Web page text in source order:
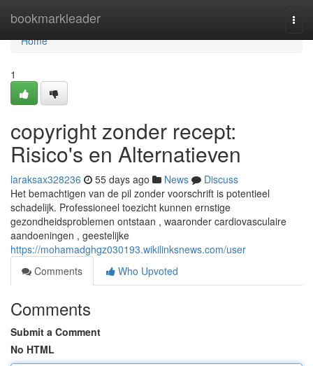
bookmarkleader
Home
Home
1
copyright zonder recept:
Risico's en Alternatieven
laraksax328236 55 days ago News
Discuss
Het bemachtigen van de pil zonder voorschrift is potentieel
schadelijk. Professioneel toezicht kunnen ernstige
gezondheidsproblemen ontstaan , waaronder cardiovasculaire
aandoeningen , geestelijke
https://mohamadghgz030193.wikilinksnews.com/user
Comments
Who Upvoted
Comments
Submit a Comment
No HTML